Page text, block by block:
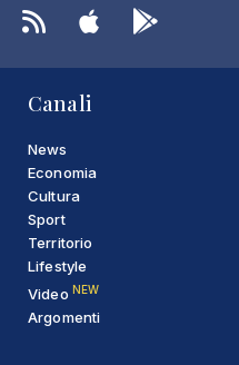
Canali
News
Economia
Cultura
Sport
Territorio
Lifestyle
Video NEW
Argomenti